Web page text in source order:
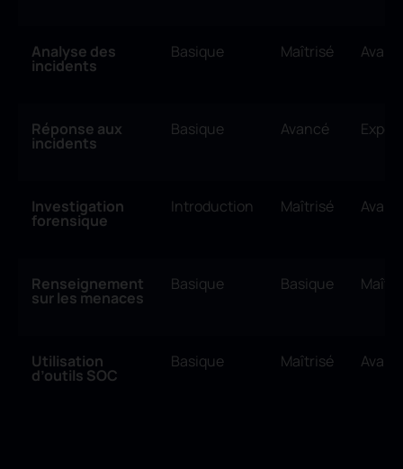
Analyse des
incidents
Basique Maîtrisé
Réponse aux
incidents
Basique Avancé Expert
Investigation
forensique
Introduction Maîtrisé
Renseignement
sur les menaces
Basique Basique
Utilisation
d’outils SOC
Basique Maîtrisé